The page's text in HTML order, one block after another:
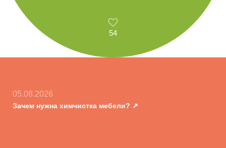
54
05.08.2026
Зачем нужна химчистка мебели?